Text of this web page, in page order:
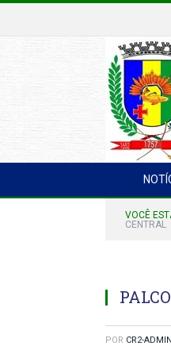
VOCÊ
CENTRAL
POR CR2-